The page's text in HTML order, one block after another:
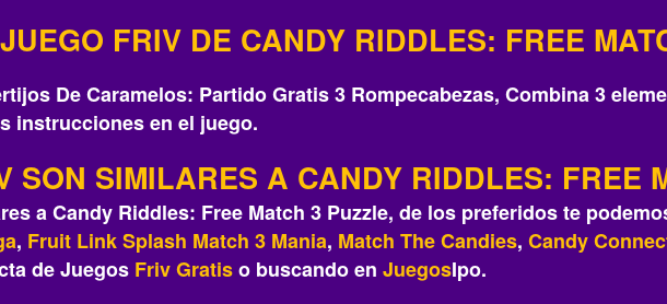
FRIV DE CANDY RIDDLES: FREE
De Caramelos: Partido Gratis 3 Rompecabezas, Combina 3
instrucciones en el juego.
SON SIMILARES A CANDY RIDDLES: FREE
a Candy Riddles: Free Match 3 Puzzle, de los preferidos te
, Fruit Link Splash Match 3 Mania, Match The Candies, Candy
de Juegos FrivGratiso buscando en JuegosIpo.